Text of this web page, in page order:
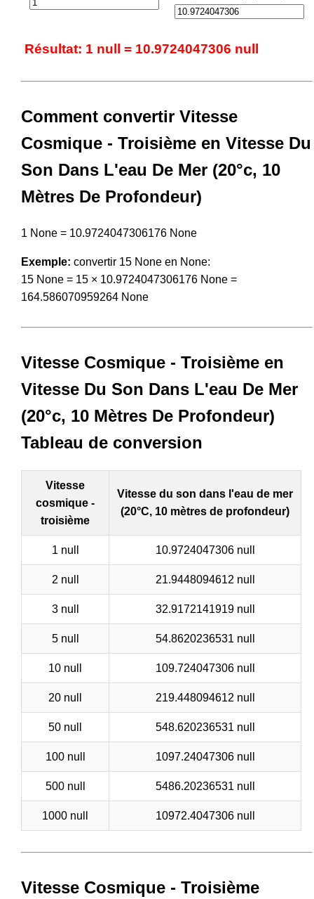
Résultat: 1 null = 10.9724047306 null
Comment convertir Vitesse
Cosmique - Troisième en Vitesse Du
Son Dans L'eau De Mer (20°c, 10
Mètres De Profondeur)
1 None = 10.9724047306176 None
Exemple: convertir 15 None en None:
15 None = 15 × 10.9724047306176 None =
164.586070959264 None
Vitesse Cosmique - Troisième en
Vitesse Du Son Dans L'eau De Mer
(20°c, 10 Mètres De Profondeur)
Tableau de conversion
Vitesse
cosmique -
troisième
Vitesse du son dans l'eau de mer
(20°C, 10 mètres de profondeur)
1 null 10.9724047306 null
2 null 21.9448094612 null
3 null 32.9172141919 null
5 null 54.8620236531 null
10 null 109.724047306 null
20 null 219.448094612 null
50 null 548.620236531 null
100 null 1097.24047306 null
500 null 5486.20236531 null
1000 null 10972.4047306 null
Vitesse Cosmique - Troisième